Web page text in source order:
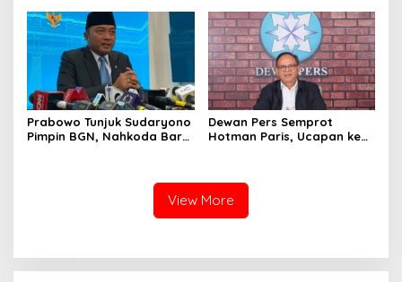
Prabowo Tunjuk Sudaryono
Pimpin BGN, Nahkoda Baru
Dewan Pers Semprot
Hotman Paris, Ucapan ke
View More